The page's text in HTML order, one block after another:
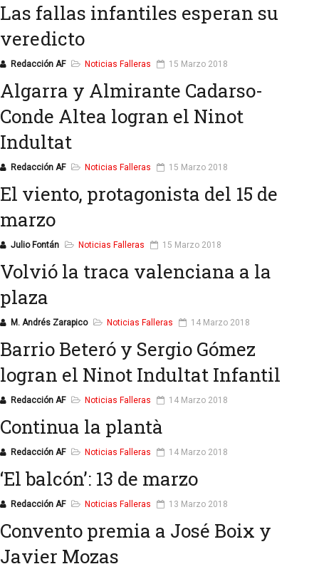
Las fallas infantiles esperan su
veredicto
Redacción AF Noticias Falleras 15 Marzo 2018
Algarra y Almirante Cadarso-
Conde Altea logran el Ninot
Indultat
Redacción AF Noticias Falleras 15 Marzo 2018
El viento, protagonista del 15 de
marzo
Julio Fontán Noticias Falleras 15 Marzo 2018
Volvió la traca valenciana a la
plaza
M. Andrés Zarapico Noticias Falleras 14 Marzo 2018
Barrio Beteró y Sergio Gómez
logran el Ninot Indultat Infantil
Redacción AF Noticias Falleras 14 Marzo 2018
Continua la plantà
Redacción AF Noticias Falleras 14 Marzo 2018
‘El balcón’: 13 de marzo
Redacción AF Noticias Falleras 13 Marzo 2018
Convento premia a José Boix y
Javier Mozas